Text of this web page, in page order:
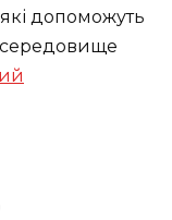
допоможуть
середовище